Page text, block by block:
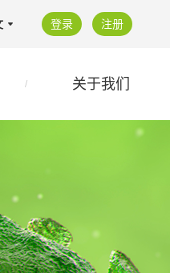
登录 注册
关于我们